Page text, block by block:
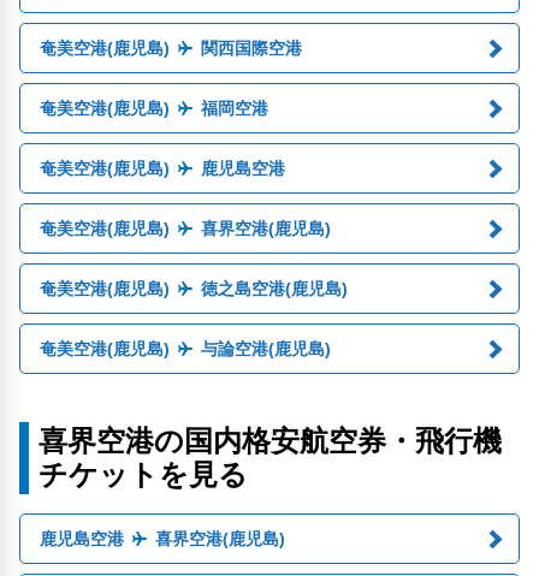
奄美空港(鹿児島) 関西国際空港
奄美空港(鹿児島) 福岡空港
奄美空港(鹿児島) 鹿児島空港
奄美空港(鹿児島) 喜界空港(鹿児島)
奄美空港(鹿児島) 徳之島空港(鹿児島)
奄美空港(鹿児島) 与論空港(鹿児島)
喜界空港の国内格安航空券・飛行機
チケットを見る
鹿児島空港 喜界空港(鹿児島)